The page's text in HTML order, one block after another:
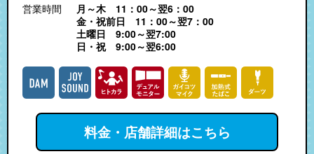
営業時間
月～木 11：00～翌6：00
金・祝前日 11：00～翌7：00
土曜日 9:00～翌7:00
日・祝 9:00～翌6:00
料金・店舗詳細はこちら